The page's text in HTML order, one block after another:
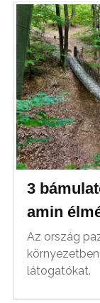
3
amin
Az ország
látogatókat.